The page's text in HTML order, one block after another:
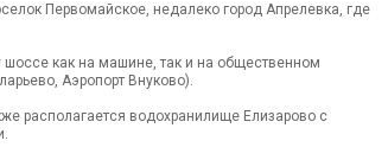
Первомайское, недалеко город Апрелевка, где
как на машине, так и на общественном
Аэропорт Внуково).
располагается водохранилище Елизарово с